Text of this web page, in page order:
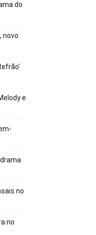
do
novo
e
no
no